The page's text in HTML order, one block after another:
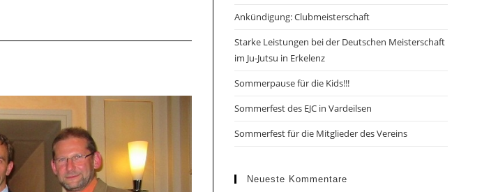
Ankündigung: Clubmeisterschaft
Starke Leistungen bei der Deutschen Meisterschaft
im Ju-Jutsu in Erkelenz
Sommerpause für die Kids!!!
Sommerfest des EJC in Vardeilsen
Sommerfest für die Mitglieder des Vereins
Neueste Kommentare